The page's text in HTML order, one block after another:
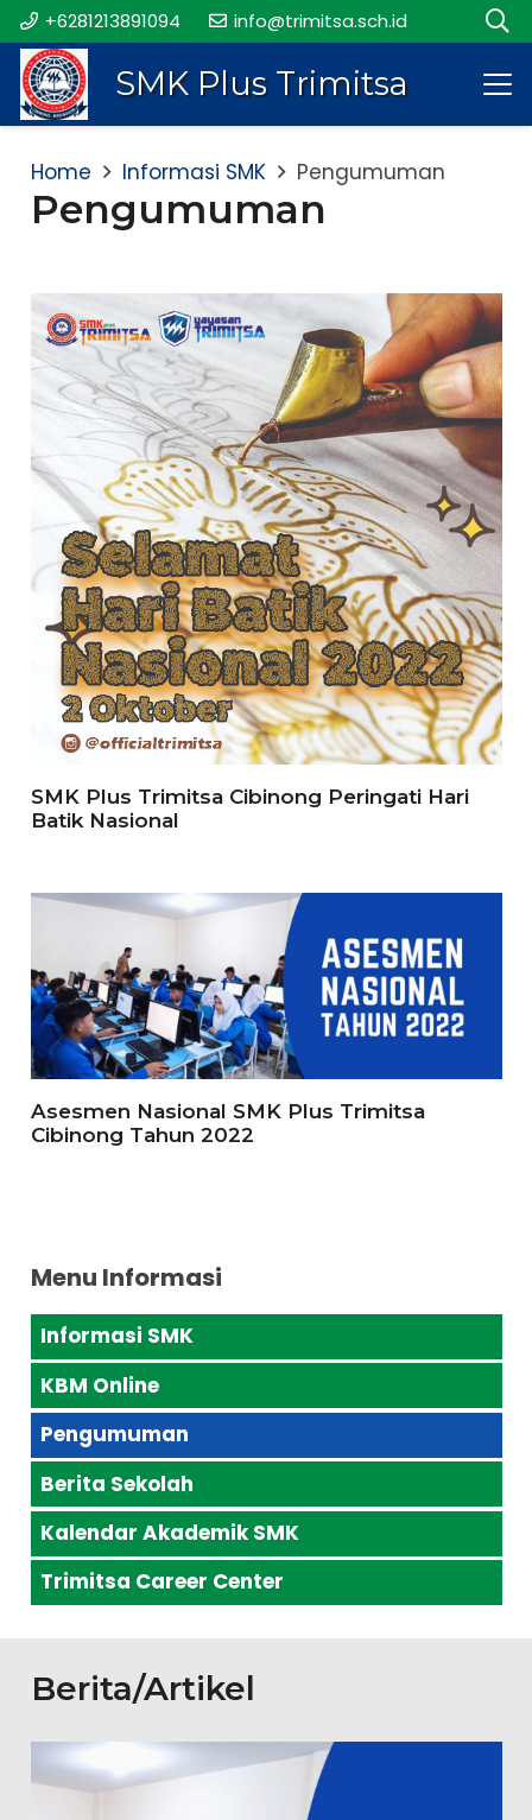
+6281213891094 info@trimitsa.sch.id
SMK Plus Trimitsa
Home Informasi SMK Pengumuman
Pengumuman
SMK Plus Trimitsa Cibinong Peringati Hari
Batik Nasional
Asesmen Nasional SMK Plus Trimitsa
Cibinong Tahun 2022
Menu Informasi
Informasi SMK
KBM Online
Pengumuman
Berita Sekolah
Kalendar Akademik SMK
Trimitsa Career Center
Berita/Artikel